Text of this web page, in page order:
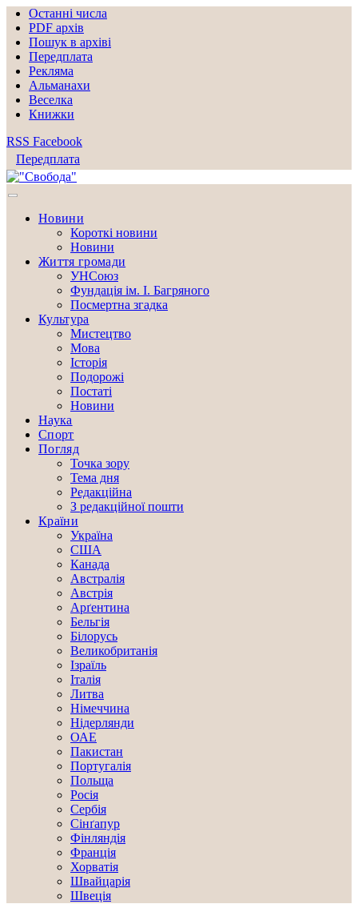
Останні числа
PDF архів
Пошук в архіві
Передплата
Рекляма
Альманахи
Веселка
Книжки
RSS Facebook
Передплата
Новини
Короткі новини
Новини
Життя громади
УНСоюз
Фундація ім. І. Багряного
Посмертна згадка
Культура
Мистецтво
Мова
Історія
Подорожі
Постаті
Новини
Наука
Спорт
Погляд
Точка зору
Тема дня
Редакційна
З редакційної пошти
Країни
Україна
США
Канада
Австралія
Австрія
Арґентина
Бельгія
Білорусь
Великобританія
Ізраїль
Італія
Литва
Німеччина
Нідерлянди
ОАЕ
Пакистан
Португалія
Польща
Росія
Сербія
Сінґапур
Фінляндія
Франція
Хорватія
Швайцарія
Швеція